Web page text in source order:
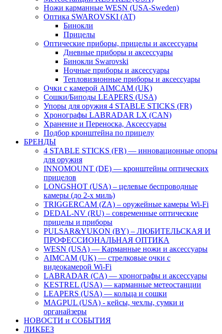
Ножи карманные WESN (USA-Sweden)
Оптика SWAROVSKI (AT)
Бинокли
Прицелы
Оптические приборы, прицелы и аксессуары
Дневные приборы и аксессуары
Бинокли Swarovski
Ночные приборы и аксессуары
Тепловизионные приборы и аксессуары
Очки с камерой AIMCAM (UK)
Сошки/Биподы LEAPERS (USA)
Упоры для оружия 4 STABLE STICKS (FR)
Хронографы LABRADAR LX (CAN)
Хранение и Переноска, Аксессуары
Подбор кронштейна по прицелу
БРЕНДЫ
4 STABLE STICKS (FR) — инновационные опоры
для оружия
INNOMOUNT (DE) — кронштейны оптических
прицелов
LONGSHOT (USA) – целевые беспроводные
камеры (до 2-х миль)
TRIGGERCAM (ZA) – оружейные камеры Wi-Fi
DEDAL-NV (RU) – современные оптические
прицелы и приборы
PULSAR&YUKON (BY) – ЛЮБИТЕЛЬСКАЯ И
ПРОФЕССИОНАЛЬНАЯ ОПТИКА
WESN (USA) — Карманные ножи и аксессуары
AIMCAM (UK) — стрелковые очки с
видеокамерой Wi-Fi
LABRADAR (CA) — хронографы и аксессуары
KESTREL (USA) — карманные метеостанции
LEAPERS (USA) — кольца и сошки
MAGPUL (USA) - кейсы, чехлы, сумки и
органайзеры
НОВОСТИ и СОБЫТИЯ
ЛИКБЕЗ